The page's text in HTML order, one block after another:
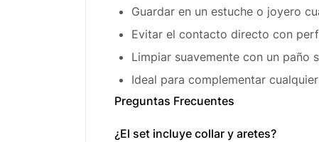
Guardar en un estuche o joyero
Evitar el contacto directo con
Limpiar suavemente con un paño
Ideal para complementar
Preguntas Frecuentes
¿El set incluye collar y aretes?